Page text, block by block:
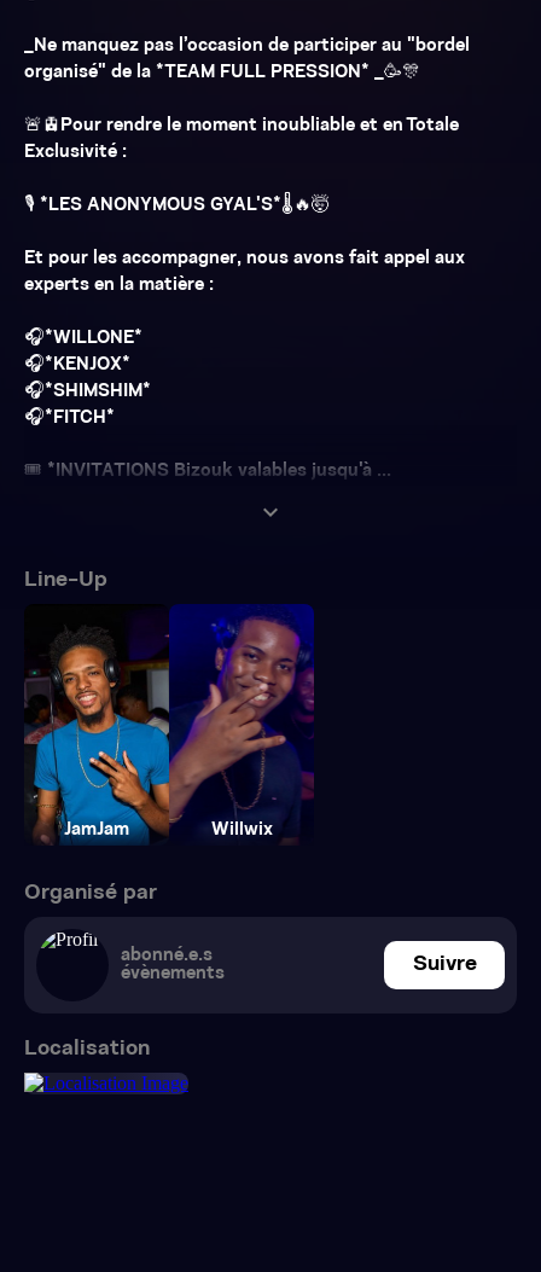
_Ne manquez pas l’occasion de participer au "bordel
organisé" de la *TEAM FULL PRESSION* _🥳🎊
🚨🚊Pour rendre le moment inoubliable et en Totale
Exclusivité :
🎙️ *LES ANONYMOUS GYAL'S*🌡️🔥🤯
Et pour les accompagner, nous avons fait appel aux
experts en la matière :
🎧*WILLONE*
🎧*KENJOX*
🎧*SHIMSHIM*
🎧*FITCH*
🎟️ *INVITATIONS Bizouk valables jusqu'à ...
expand_more
Line-Up
JamJam Willwix
Organisé par
abonné.e.s
évènements
Suivre
Localisation